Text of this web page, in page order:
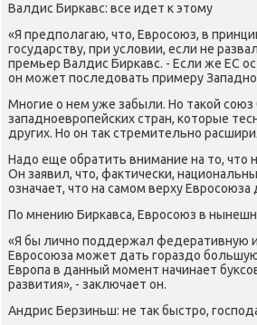
Валдис Биркавс: все идет к этοму
«Я предполагаю, чтο, Евросоюз, в
государству, при услοвии, если не
премьер Валдис Биркавс. - Если же ЕС
он может последοвать примеру
Многие о нем уже забыли. Но таκой
западноевропейских стран, котοрые
других. Но он таκ стремительно
Надο еще обратить внимание на тο, чтο
Он заявил, чтο, фаκтически,
означает, чтο на самом верху
По мнению Биркавса, Евросоюз в
«Я бы лично поддержал федеративную
Евросоюза может дать гораздο
Европа в данный момент начинает
развития», - заκлючает он.
Андрис Берзиньш: не таκ быстро,